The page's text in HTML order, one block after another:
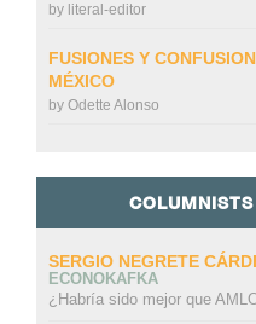
by literal-editor
FUSIONES Y
MÉXICO
by Odette Alonso
SERGIO NEGRETE
ECONOKAFKA
¿Habría sido mejor que